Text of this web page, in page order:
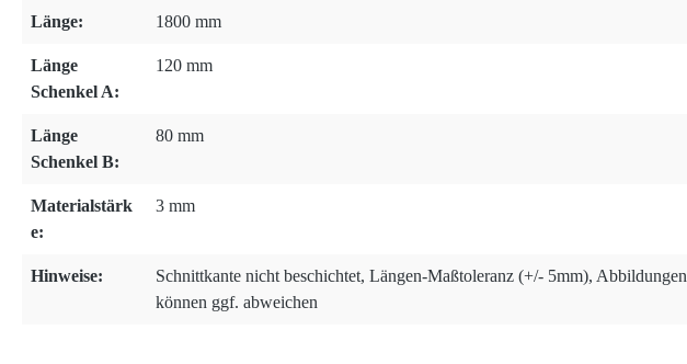
Länge: 1800 mm
Länge
Schenkel A:
120 mm
Länge
Schenkel B:
80 mm
Materialstärk
e:
3 mm
Hinweise:
Schnittkante nicht beschichtet, Längen-Maßtoleranz (+/- 5mm), Abbildungen
können ggf. abweichen